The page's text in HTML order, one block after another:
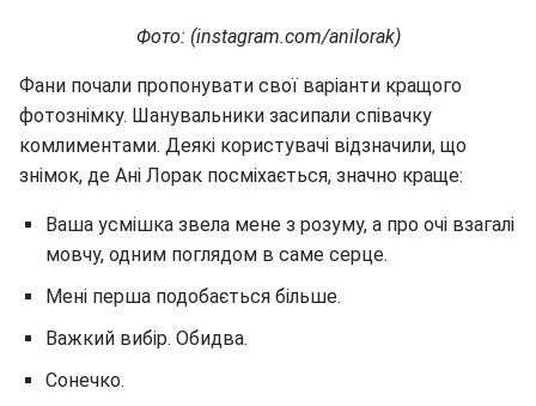
Фото: (instagram.com/anilorak)
Фани почали пропонувати свої варіанти кращого
фотознімку. Шанувальники засипали співачку
комлиментами. Деякі користувачі відзначили, що
знімок, де Ані Лорак посміхається, значно краще:
Ваша усмішка звела мене з розуму, а про очі взагалі
мовчу, одним поглядом в саме серце.
Мені перша подобається більше.
Важкий вибір. Обидва.
Сонечко.